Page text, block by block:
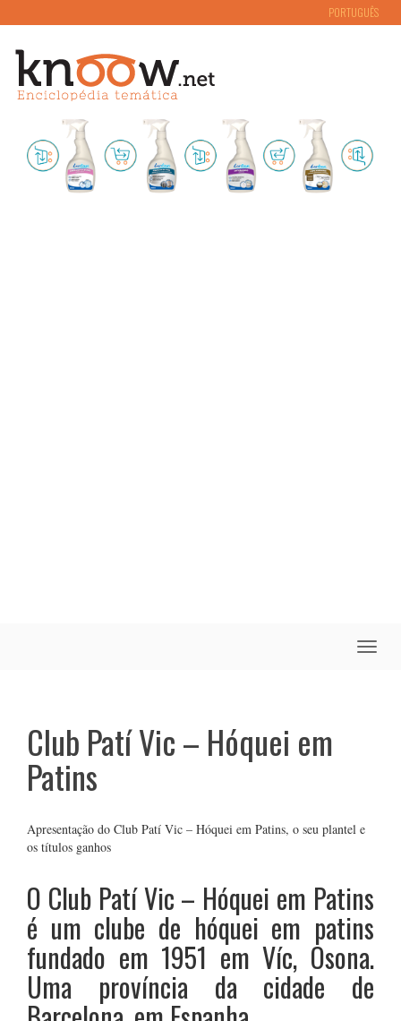
PORTUGUÊS
Toggle
Club Patí Vic – Hóquei em
Patins
Apresentação do Club Patí Vic – Hóquei em Patins, o seu plantel e
os títulos ganhos
O Club Patí Vic – Hóquei em Patins
é um clube de hóquei em patins
fundado em 1951 em Víc, Osona.
Uma província da cidade de